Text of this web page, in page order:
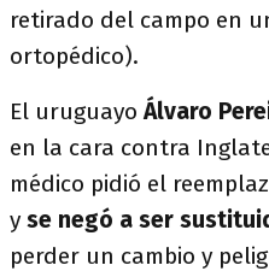
retirado del campo en
ortopédico).
El uruguayoÁlvaro
en la cara contra
médico pidió el
y se negó a ser
perder un cambio y